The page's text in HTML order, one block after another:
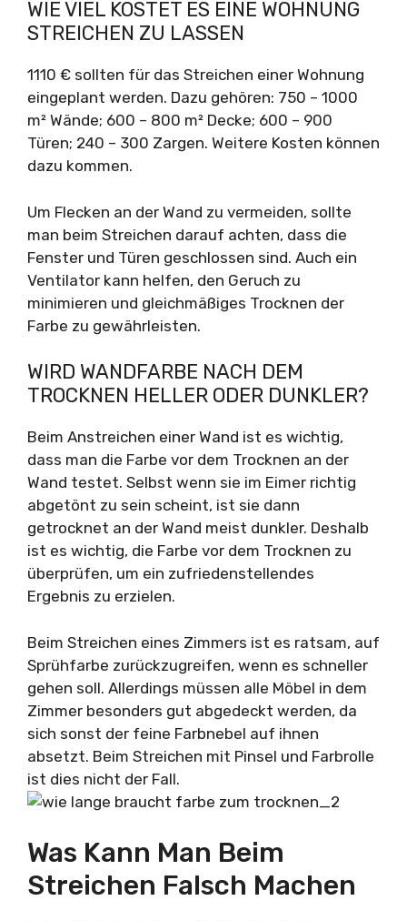
WIE VIEL KOSTET ES EINE WOHNUNG
STREICHEN ZU LASSEN
1110 € sollten für das Streichen einer Wohnung
eingeplant werden. Dazu gehören: 750 – 1000
m² Wände; 600 – 800 m² Decke; 600 – 900
Türen; 240 – 300 Zargen. Weitere Kosten können
dazu kommen.
Um Flecken an der Wand zu vermeiden, sollte
man beim Streichen darauf achten, dass die
Fenster und Türen geschlossen sind. Auch ein
Ventilator kann helfen, den Geruch zu
minimieren und gleichmäßiges Trocknen der
Farbe zu gewährleisten.
WIRD WANDFARBE NACH DEM
TROCKNEN HELLER ODER DUNKLER?
Beim Anstreichen einer Wand ist es wichtig,
dass man die Farbe vor dem Trocknen an der
Wand testet. Selbst wenn sie im Eimer richtig
abgetönt zu sein scheint, ist sie dann
getrocknet an der Wand meist dunkler. Deshalb
ist es wichtig, die Farbe vor dem Trocknen zu
überprüfen, um ein zufriedenstellendes
Ergebnis zu erzielen.
Beim Streichen eines Zimmers ist es ratsam, auf
Sprühfarbe zurückzugreifen, wenn es schneller
gehen soll. Allerdings müssen alle Möbel in dem
Zimmer besonders gut abgedeckt werden, da
sich sonst der feine Farbnebel auf ihnen
absetzt. Beim Streichen mit Pinsel und Farbrolle
ist dies nicht der Fall.
Was Kann Man Beim
Streichen Falsch Machen